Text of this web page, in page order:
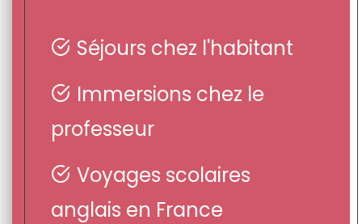
Séjours chez l'habitant
Immersions chez le
professeur
Voyages scolaires
anglais en France